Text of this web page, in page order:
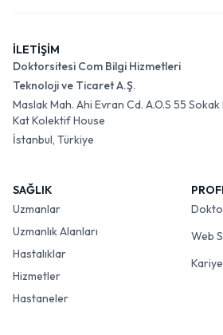
İLETİŞİM
Doktorsitesi Com Bilgi Hizmetleri
Teknoloji ve Ticaret A.Ş.
Maslak Mah. Ahi Evran Cd. A.O.S 55
Kat Kolektif House
İstanbul, Türkiye
SAĞLIK
Uzmanlar
Uzmanlık Alanları
Hastalıklar
Hizmetler
Hastaneler
Web